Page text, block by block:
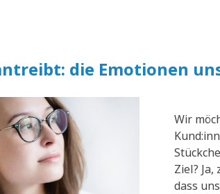
die Emotionen
Wir
Ziel?
dass